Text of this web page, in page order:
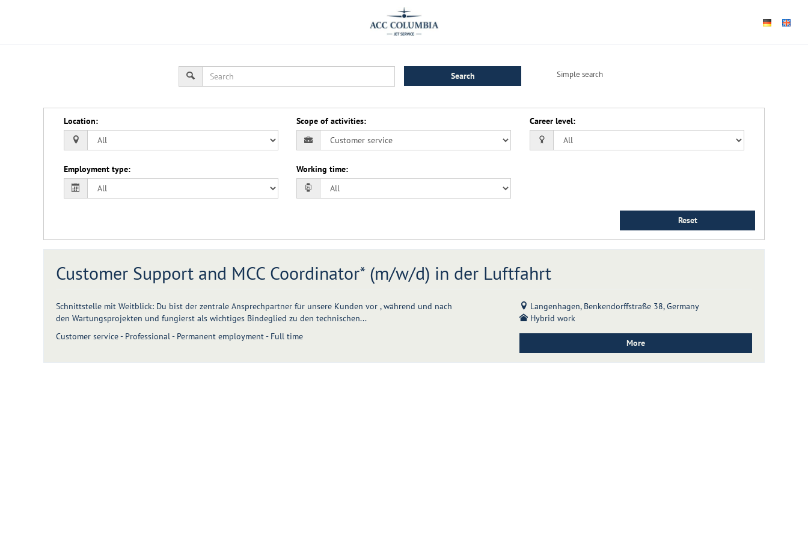
Search Simple search
Location: Scope of activities: Career level:
Employment type: Working time:
Reset
Customer Support and MCC Coordinator* (m/w/d) in der Luftfahrt
Schnittstelle mit Weitblick: Du bist der zentrale Ansprechpartner für unsere Kunden vor , während und nach
den Wartungsprojekten und fungierst als wichtiges Bindeglied zu den technischen...
Customer service - Professional - Permanent employment - Full time
Langenhagen, Benkendorffstraße 38, Germany
Hybrid work
More